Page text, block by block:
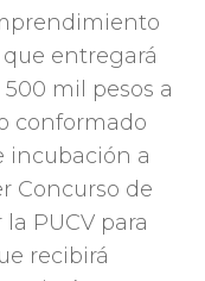
entregará
mil pesos a
conformado
incubación a
Concurso de
PUCV para
recibirá